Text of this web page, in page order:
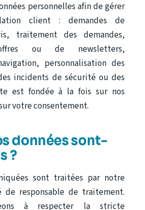
personnelles afin de gérer
client : demandes de
traitement des demandes,
ou de newsletters,
personnalisation des
incidents de sécurité ou des
est fondée à la fois sur nos
votre consentement.
données sont-
?
sont traitées par notre
responsable de traitement.
à respecter la stricte